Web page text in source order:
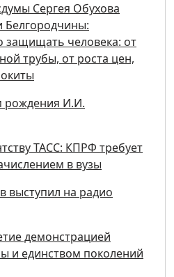
Сергея Обухова
Белгородчины:
защищать человека: от
трубы, от роста цен,
рождения И.И.
ТАСС: КПРФ требует
в вузы
выступил на радио
демонстрацией
и единством поколений